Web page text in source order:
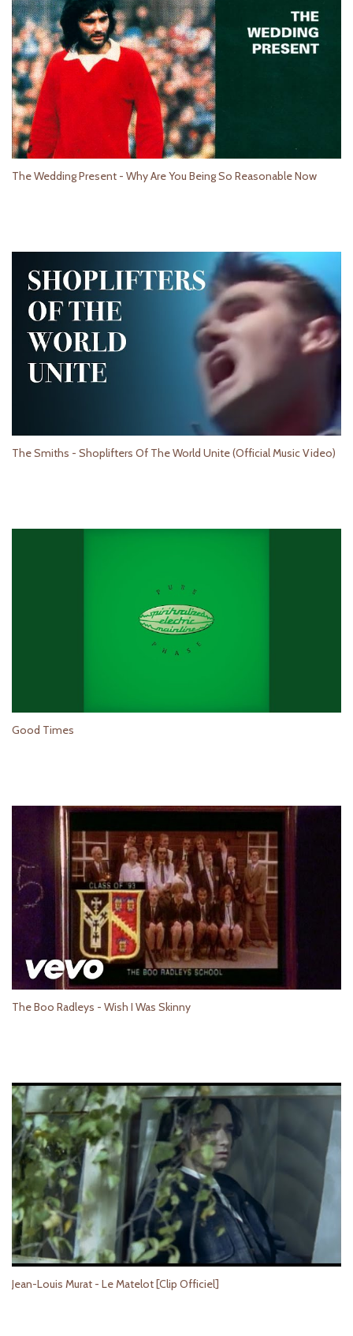
The Wedding Present - Why Are You Being So Reasonable Now
The Smiths - Shoplifters Of The World Unite (Official Music Video)
Good Times
The Boo Radleys - Wish I Was Skinny
Jean-Louis Murat - Le Matelot [Clip Officiel]